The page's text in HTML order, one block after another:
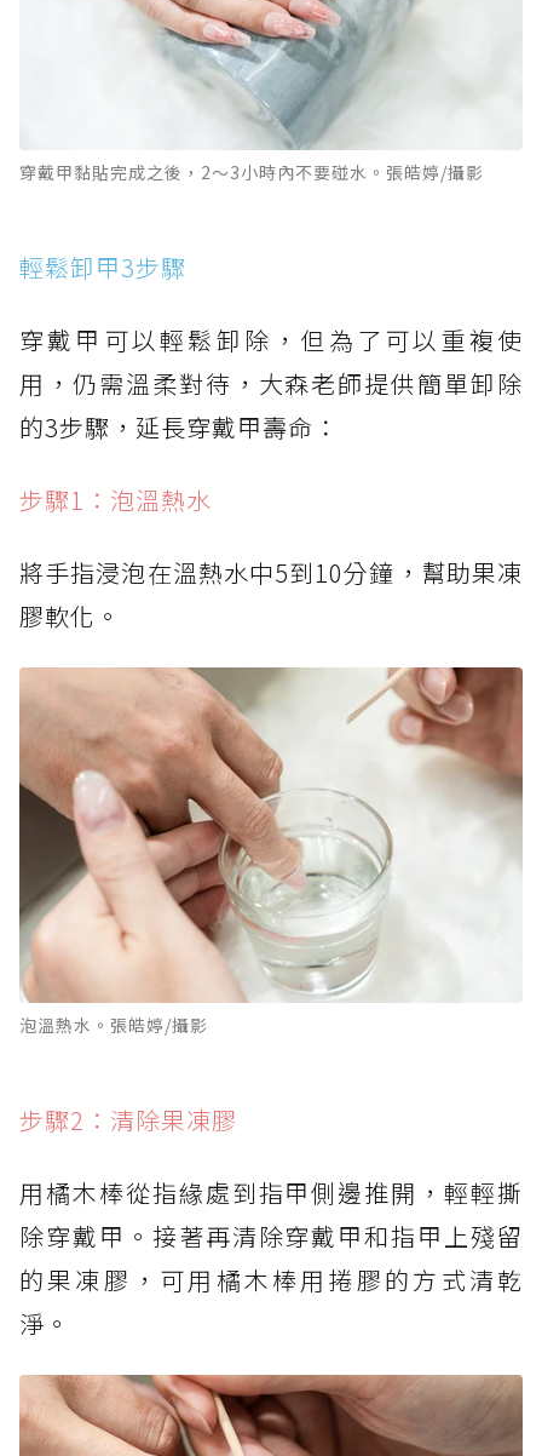
穿戴甲黏貼完成之後，2～3小時內不要碰水。張皓婷/攝影
輕鬆卸甲3步驟
穿戴甲可以輕鬆卸除，但為了可以重複使
用，仍需溫柔對待，大森老師提供簡單卸除
的3步驟，延長穿戴甲壽命：
步驟1：泡溫熱水
將手指浸泡在溫熱水中5到10分鐘，幫助果凍
膠軟化。
泡溫熱水。張皓婷/攝影
步驟2：清除果凍膠
用橘木棒從指緣處到指甲側邊推開，輕輕撕
除穿戴甲。接著再清除穿戴甲和指甲上殘留
的果凍膠，可用橘木棒用捲膠的方式清乾
淨。